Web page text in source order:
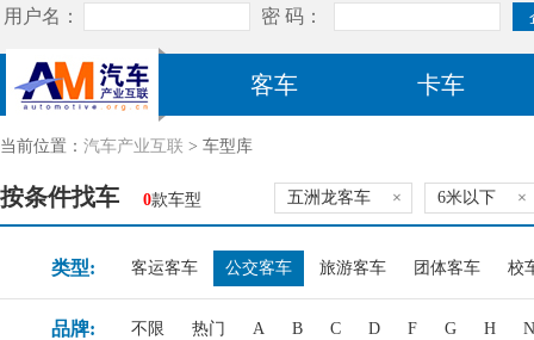
客车 卡车
当前位置： 汽车产业互联 > 车型库
按条件找车 0款车型 五洲龙客车 × 6米以下 ×
类型: 客运客车 公交客车 旅游客车 团体客车 校
品牌: 不限 热门 A B C D F G H N